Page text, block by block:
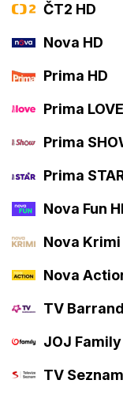
ČT2 HD
Nova HD
Prima HD
Prima
Prima
Prima
Nova Fun
Nova Krimi
Nova
TV
JOJ Family
TV